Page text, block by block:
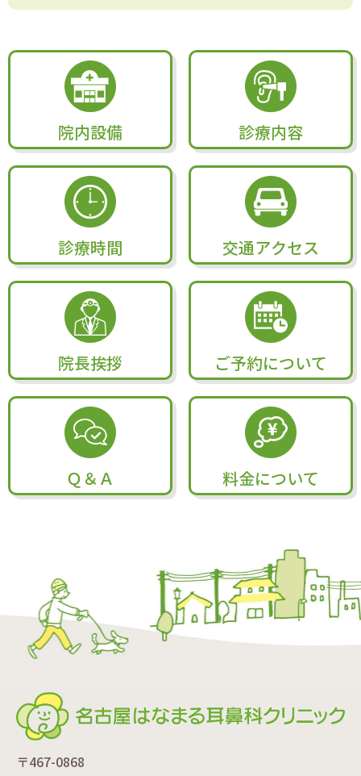
院内設備 診療内容
診療時間 交通アクセス
院長挨拶 ご予約について
Ｑ＆Ａ 料金について
〒467-0868